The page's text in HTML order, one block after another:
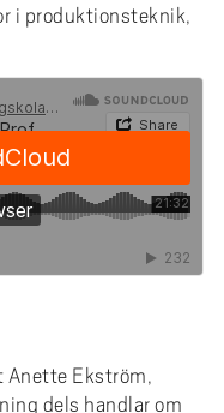
i produktionsteknik,
Anette Ekström,
dels handlar om